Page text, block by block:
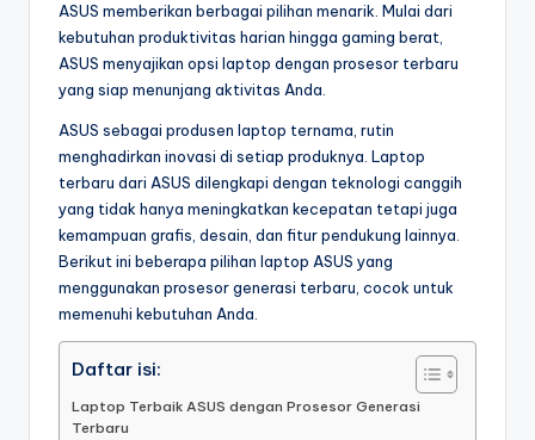
ASUS memberikan berbagai pilihan menarik. Mulai dari
kebutuhan produktivitas harian hingga gaming berat,
ASUS menyajikan opsi laptop dengan prosesor terbaru
yang siap menunjang aktivitas Anda.
ASUS sebagai produsen laptop ternama, rutin
menghadirkan inovasi di setiap produknya. Laptop
terbaru dari ASUS dilengkapi dengan teknologi canggih
yang tidak hanya meningkatkan kecepatan tetapi juga
kemampuan grafis, desain, dan fitur pendukung lainnya.
Berikut ini beberapa pilihan laptop ASUS yang
menggunakan prosesor generasi terbaru, cocok untuk
memenuhi kebutuhan Anda.
Daftar isi:
Laptop Terbaik ASUS dengan Prosesor Generasi
Terbaru